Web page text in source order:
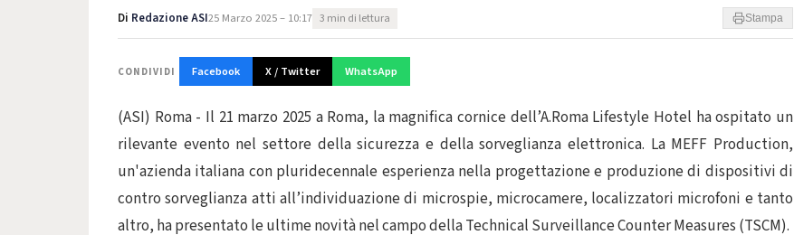
Di Redazione ASI25 Marzo 2025 – 10:17 3 min di lettura Stampa
CONDIVIDI Facebook X / Twitter WhatsApp
(ASI) Roma - Il 21 marzo 2025 a Roma, la magnifica cornice dell’A.Roma Lifestyle Hotel ha ospitato un
rilevante evento nel settore della sicurezza e della sorveglianza elettronica. La MEFF Production,
un'azienda italiana con pluridecennale esperienza nella progettazione e produzione di dispositivi di
contro sorveglianza atti all’individuazione di microspie, microcamere, localizzatori microfoni e tanto
altro, ha presentato le ultime novità nel campo della Technical Surveillance Counter Measures (TSCM).